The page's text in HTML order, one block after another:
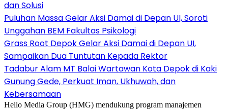
dan Solusi
Puluhan Massa Gelar Aksi Damai di Depan UI, Soroti
Unggahan BEM Fakultas Psikologi
Grass Root Depok Gelar Aksi Damai di Depan UI,
Sampaikan Dua Tuntutan Kepada Rektor
Tadabur Alam MT Balai Wartawan Kota Depok di Kaki
Gunung Gede, Perkuat Iman, Ukhuwah, dan
Kebersamaan
Hello Media Group (HMG) mendukung program manajemen